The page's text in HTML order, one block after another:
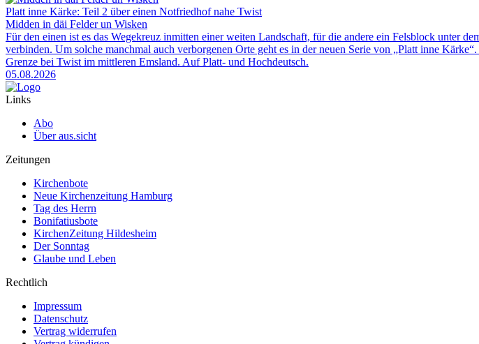
Platt inne Kärke: Teil 2 über einen Notfriedhof nahe Twist
Midden in däi Felder un Wisken
Für den einen ist es das Wegekreuz inmitten einer weiten Landschaft, für die andere ein Felsblock unter
verbinden. Um solche manchmal auch verborgenen Orte geht es in der neuen Serie von „Platt inne
Grenze bei Twist im mittleren Emsland. Auf Platt- und Hochdeutsch.
05.08.2026
Links
Abo
Über aus.sicht
Zeitungen
Kirchenbote
Neue Kirchenzeitung Hamburg
Tag des Herrn
Bonifatiusbote
KirchenZeitung Hildesheim
Der Sonntag
Glaube und Leben
Rechtlich
Impressum
Datenschutz
Vertrag widerrufen